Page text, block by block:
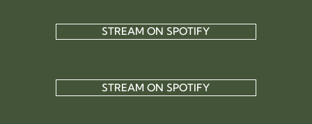
STREAM ON SPOTIFY
STREAM ON SPOTIFY